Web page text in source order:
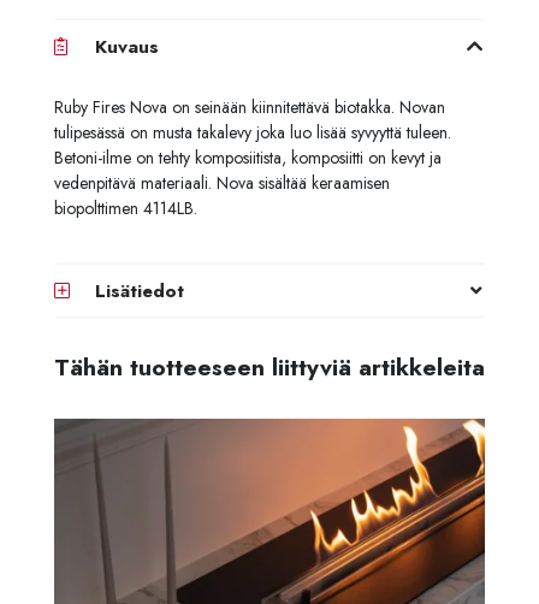
Kuvaus
Ruby Fires Nova on seinään kiinnitettävä biotakka. Novan
tulipesässä on musta takalevy joka luo lisää syvyyttä tuleen.
Betoni-ilme on tehty komposiitista, komposiitti on kevyt ja
vedenpitävä materiaali. Nova sisältää keraamisen
biopolttimen 4114LB.
Lisätiedot
Tähän tuotteeseen liittyviä artikkeleita